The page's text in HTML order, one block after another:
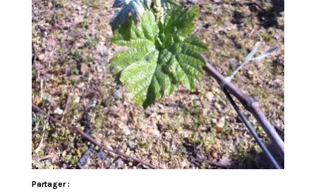
Partager :